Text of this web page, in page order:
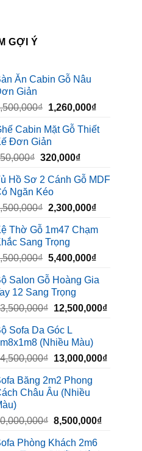
GỢI Ý
Ăn Cabin Gỗ Nâu
Giản
₫ Giá
là:
2,500,000₫.
1,260,000₫Giá
tại
Cabin Mặt Gỗ Thiết
Đơn Giản
₫ Giá
là:
450,000₫.
320,000₫Giá
tại
320,000₫.
Hồ Sơ 2 Cánh Gỗ MDF
Ngăn Kéo
₫ Giá
là:
3,500,000₫.
2,300,000₫Giá
tại
Thờ Gỗ 1m47 Chạm
Sang Trọng
₫ Giá
là:
6,500,000₫.
5,400,000₫Giá
tại
Salon Gỗ Hoàng Gia
12 Sang Trọng
₫ Giá
là:
13,500,000₫.
12,500,000₫Giá
Sofa Da Góc L
(Nhiều Màu)
₫ Giá
là:
14,500,000₫.
13,000,000₫Giá
Băng 2m2 Phong
Châu Âu (Nhiều
₫ Giá
là:
8,500,000₫Giá
Phòng Khách 2m6